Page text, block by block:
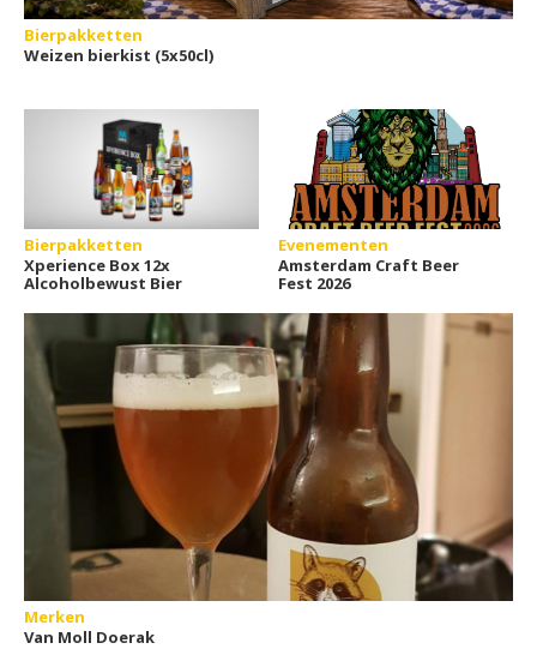
Bierpakketten
Weizen bierkist (5x50cl)
Bierpakketten
Xperience Box 12x
Alcoholbewust Bier
Evenementen
Amsterdam Craft Beer
Fest 2026
Merken
Van Moll Doerak